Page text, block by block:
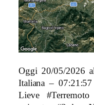
Oggi 20/05/2026
Italiana –
Lieve